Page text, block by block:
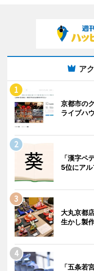
ア
京都市の
ライブハ
「漢字
5位にアル
大丸京都
生かし製
「五条